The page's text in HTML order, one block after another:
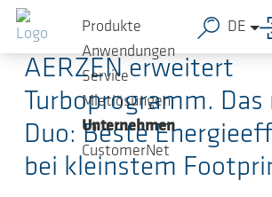
Zum Hauptinhalt springen
Produkte
Anwendungen
Service
Mietlösungen
Unternehmen
CustomerNet
DE
25.05.2022-
AERZEN erweitert
Turboprogramm. Das
Duo: Beste
bei kleinstem